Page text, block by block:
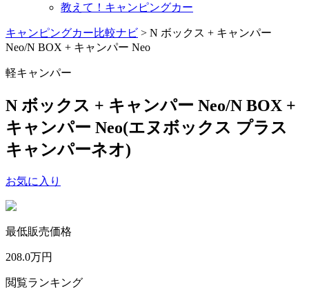
教えて！キャンピングカー
キャンピングカー比較ナビ > N ボックス + キャンパー
Neo/N BOX + キャンパー Neo
軽キャンパー
N ボックス + キャンパー Neo/N BOX +
キャンパー Neo(エヌボックス プラス
キャンパーネオ)
お気に入り
最低販売価格
208.0万円
閲覧ランキング